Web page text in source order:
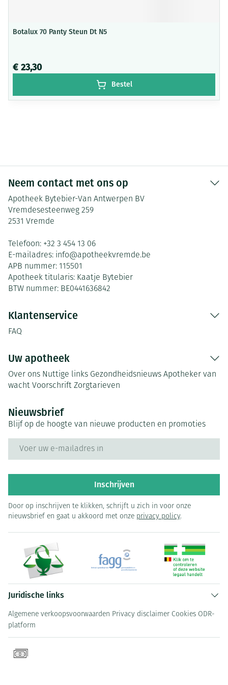
Botalux 70 Panty Steun Dt N5
€ 23,30
Bestel
Neem contact met ons op
Apotheek Bytebier-Van Antwerpen BV
Vremdesesteenweg 259
2531 Vremde
Telefoon: +32 3 454 13 06
E-mailadres: info@apotheekvremde.be
APB nummer: 115501
Apotheek titularis: Kaatje Bytebier
BTW nummer: BE0441636842
Klantenservice
FAQ
Uw apotheek
Over ons Nuttige links Gezondheidsnieuws Apotheker van
wacht Voorschrift Zorgtarieven
Nieuwsbrief
Blijf op de hoogte van nieuwe producten en promoties
Inschrijven
Door op inschrijven te klikken, schrijft u zich in voor onze
nieuwsbrief en gaat u akkoord met onze privacy policy.
Juridische links
Algemene verkoopsvoorwaarden Privacy disclaimer Cookies ODR-
platform